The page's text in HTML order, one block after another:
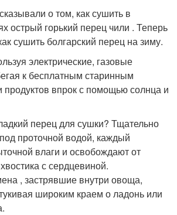
о том, как сушить в
острый горький перец чили . Теперь
сушить болгарский перец на зиму.
электрические, газовые
к бесплатным старинным
продуктов впрок с помощью солнца и
перец для сушки? Тщательно
проточной водой, каждый
влаги и освобождают от
с сердцевиной.
, застрявшие внутри овоща,
широким краем о ладонь или